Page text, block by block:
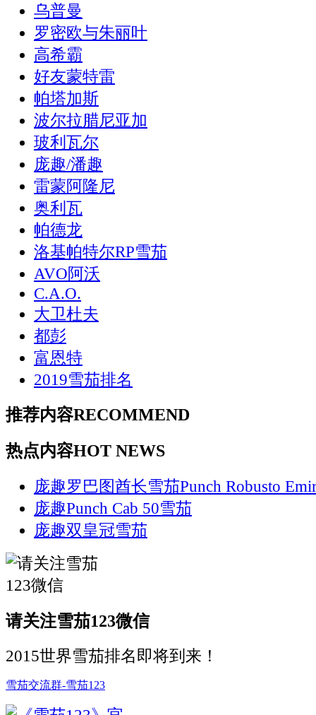
乌普曼
罗密欧与朱丽叶
高希霸
好友蒙特雷
帕塔加斯
波尔拉腊尼亚加
玻利瓦尔
庞趣/潘趣
雷蒙阿隆尼
奥利瓦
帕德龙
洛基帕特尔RP雪茄
AVO阿沃
C.A.O.
大卫杜夫
都彭
富恩特
2019雪茄排名
推荐内容RECOMMEND
热点内容HOT NEWS
庞趣罗巴图酋长雪茄Punch Robusto
庞趣Punch Cab 50雪茄
庞趣双皇冠雪茄
请关注雪茄123微信
2015世界雪茄排名即将到来！
雪茄交流群-雪茄123